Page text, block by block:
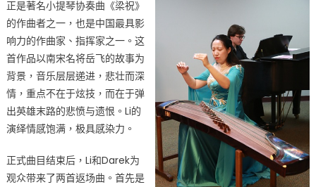
正是著名小提琴协奏曲《梁祝》
的作曲者之一，也是中国最具影
响力的作曲家、指挥家之一。这
首作品以南宋名将岳飞的故事为
背景，音乐层层递进，悲壮而深
情，重点不在于炫技，而在于弹
出英雄末路的悲愤与遗恨。Li的
演绎情感饱满，极具感染力。
正式曲目结束后，Li和Darek为
观众带来了两首返场曲。首先是